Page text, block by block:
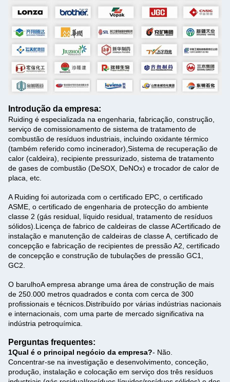
Introdução da empresa:
Ruiding é especializada na engenharia, fabricação, construção,
serviço de comissionamento de sistema de tratamento de
combustão de resíduos industriais, incluindo oxidante térmico
(também referido como incinerador),Sistema de recuperação de
calor (caldeira), recipiente pressurizado, sistema de tratamento
de gases de combustão (DeSOX, DeNOx) e trocador de calor de
placa, etc.
A Ruiding foi autorizada com o certificado EPC, o certificado
ASME, o certificado de engenharia de protecção do ambiente
classe 2 (gás residual, líquido residual, tratamento de resíduos
sólidos).Licença de fabrico de caldeiras de classe ACertificado de
instalação e manutenção de caldeiras de classe A, certificado de
concepção e fabricação de recipientes de pressão A2, certificado
de concepção e construção de tubulações de pressão GC1,
GC2.
O barulhoA empresa abrange uma área de construção de mais
de 250.000 metros quadrados e conta com cerca de 300
profissionais e técnicos.Distribuído por várias indústrias nacionais
e internacionais, com uma parte de mercado significativa na
indústria petroquímica.
Perguntas frequentes:
1Qual é o principal negócio da empresa?- Não.
Concentrar-se na investigação e desenvolvimento, conceção,
produção, instalação e colocação em serviço dos três resíduos